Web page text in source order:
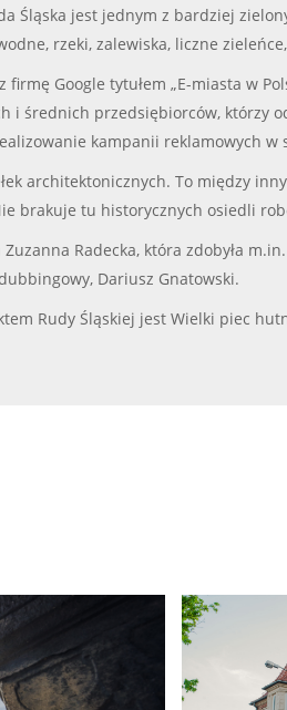
Śląska jest jednym z bardziej
rzeki, zalewiska, liczne
firmę Google tytułem „E-miasta w
i średnich przedsiębiorców, którzy
kampanii reklamowych w
architektonicznych. To między
brakuje tu historycznych osiedli
Radecka, która zdobyła
Dariusz Gnatowski.
Rudy Śląskiej jest Wielki piec